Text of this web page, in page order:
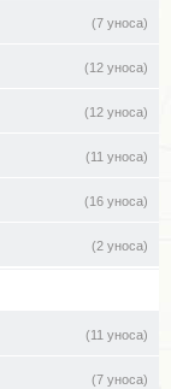
(7 уноса)
(12 уноса)
(12 уноса)
(11 уноса)
(16 уноса)
(2 уноса)
(11 уноса)
(7 уноса)